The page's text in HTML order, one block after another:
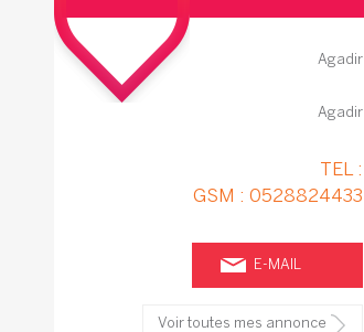
Agadir
Agadir
TEL :
GSM : 0528824433
E-MAIL
Voir toutes mes annonce